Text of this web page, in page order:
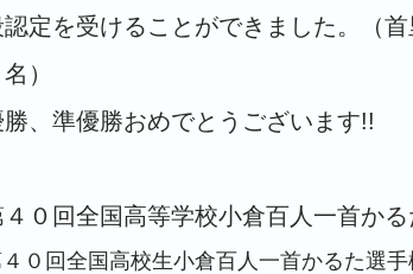
認定を受けることができました。（
）
勝、準優勝おめでとうございます!!
４０回全国高等学校小倉百人一首か
０回全国高校生小倉百人一首かるた選手